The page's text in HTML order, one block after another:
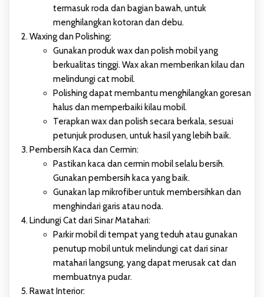
termasuk roda dan bagian bawah, untuk
menghilangkan kotoran dan debu.
Waxing dan Polishing:
Gunakan produk wax dan polish mobil yang
berkualitas tinggi. Wax akan memberikan kilau dan
melindungi cat mobil.
Polishing dapat membantu menghilangkan goresan
halus dan memperbaiki kilau mobil.
Terapkan wax dan polish secara berkala, sesuai
petunjuk produsen, untuk hasil yang lebih baik.
Pembersih Kaca dan Cermin:
Pastikan kaca dan cermin mobil selalu bersih.
Gunakan pembersih kaca yang baik.
Gunakan lap mikrofiber untuk membersihkan dan
menghindari garis atau noda.
Lindungi Cat dari Sinar Matahari:
Parkir mobil di tempat yang teduh atau gunakan
penutup mobil untuk melindungi cat dari sinar
matahari langsung, yang dapat merusak cat dan
membuatnya pudar.
Rawat Interior: